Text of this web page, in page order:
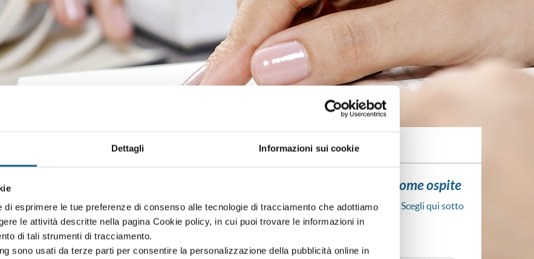
Dettagli Informazioni sui cookie
di esprimere le tue preferenze di consenso alle tecnologie di tracciamento che adottiamo
le attività descritte nella pagina Cookie policy, in cui puoi trovare le informazioni in
di tali strumenti di tracciamento.
sono usati da terze parti per consentire la personalizzazione della pubblicità online in
in fase di iscrizione:
Oppure prosegui l'iscrizione al corso come ospite
Puoi proseguire l'iscrizione al corso senza fare login. Scegli qui sotto
se iscriverti al corso come azienda o come privato.